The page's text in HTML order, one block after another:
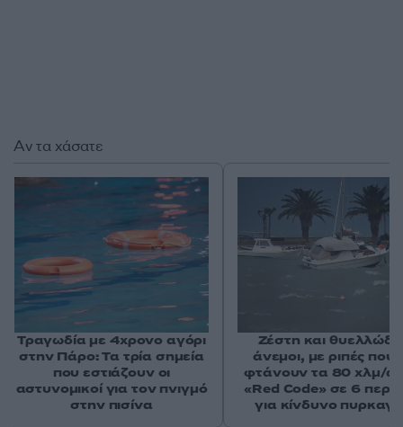
Αν τα χάσατε
Τραγωδία με 4χρονο αγόρι
στην Πάρο: Τα τρία σημεία
που εστιάζουν οι
αστυνομικοί για τον πνιγμό
στην πισίνα
Ζέστη και
άνεμοι, με ριπές που
φτάνουν τα 80 χλμ/
«Red Code» σε 6
για κίνδυνο